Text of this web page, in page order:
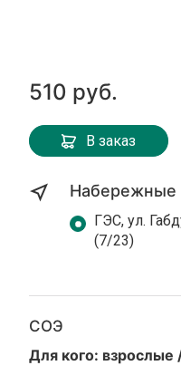
510 руб.
В заказ
Набережные
ГЭС, ул.
(7/23)
СОЭ
Для кого: взрослые